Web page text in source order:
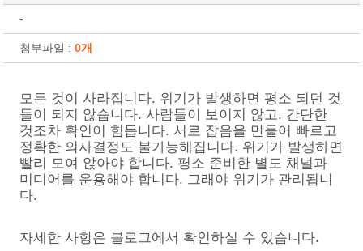
-
첨부파일 :0개
모든 것이 사라집니다. 위기가 발생하면 평소 되던 것
들이 되지 않습니다. 사람들이 보이지 않고, 간단한
것조차 확인이 힘듭니다. 서로 잡음을 만들어 빠르고
정확한 의사결정도 불가능해집니다. 위기가 발생하면
빨리 모여 앉아야 합니다. 평소 준비한 별도 채널과
미디어를 운용해야 합니다. 그래야 위기가 관리됩니
다.
자세한 사항은 블로그에서 확인하실 수 있습니다.